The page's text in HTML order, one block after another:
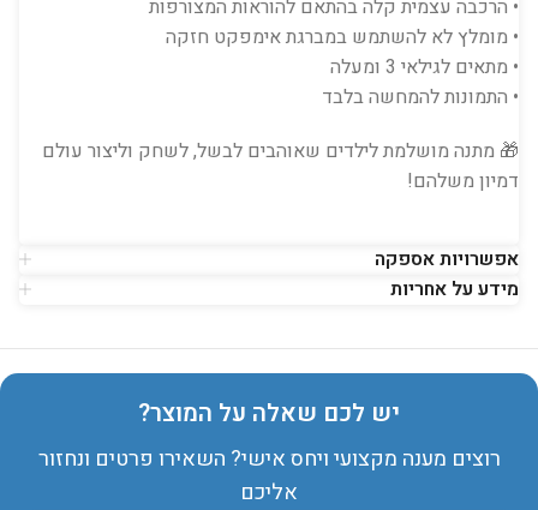
• הרכבה עצמית קלה בהתאם להוראות המצורפות
• מומלץ לא להשתמש במברגת אימפקט חזקה
• מתאים לגילאי 3 ומעלה
• התמונות להמחשה בלבד
🎁 מתנה מושלמת לילדים שאוהבים לבשל, לשחק וליצור עולם
דמיון משלהם!
אפשרויות אספקה
מידע על אחריות
יש לכם שאלה על המוצר?
רוצים מענה מקצועי ויחס אישי? השאירו פרטים ונחזור
אליכם